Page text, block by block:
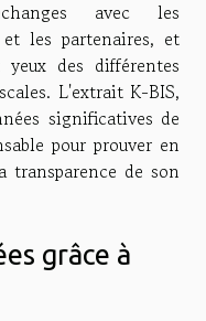
avec les
les partenaires, et
des différentes
L'extrait K-BIS,
significatives de
pour prouver en
de son
grâce à